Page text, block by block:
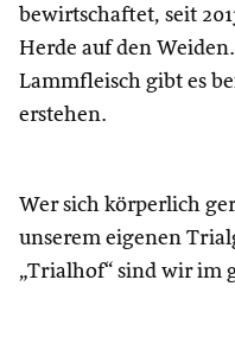
bewirtschaftet, seit
Herde auf den
Lammfleisch gibt es
erstehen.
Wer sich körperlich
unserem eigenen
„Trialhof“ sind wir im